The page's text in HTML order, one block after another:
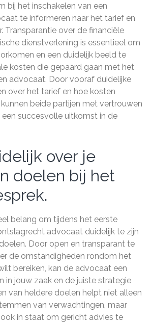
bij het inschakelen van een
te informeren naar het tarief en
Transparantie over de financiële
dienstverlening is essentieel om
en een duidelijk beeld te
kosten die gepaard gaan met het
advocaat. Door vooraf duidelijke
over het tarief en hoe kosten
beide partijen met vertrouwen
succesvolle uitkomst in de
over je
doelen bij het
belang om tijdens het eerste
advocaat duidelijk te zijn
Door open en transparant te
de omstandigheden rondom het
bereiken, kan de advocaat een
in jouw zaak en de juiste strategie
van heldere doelen helpt niet alleen
van verwachtingen, maar
in staat om gericht advies te